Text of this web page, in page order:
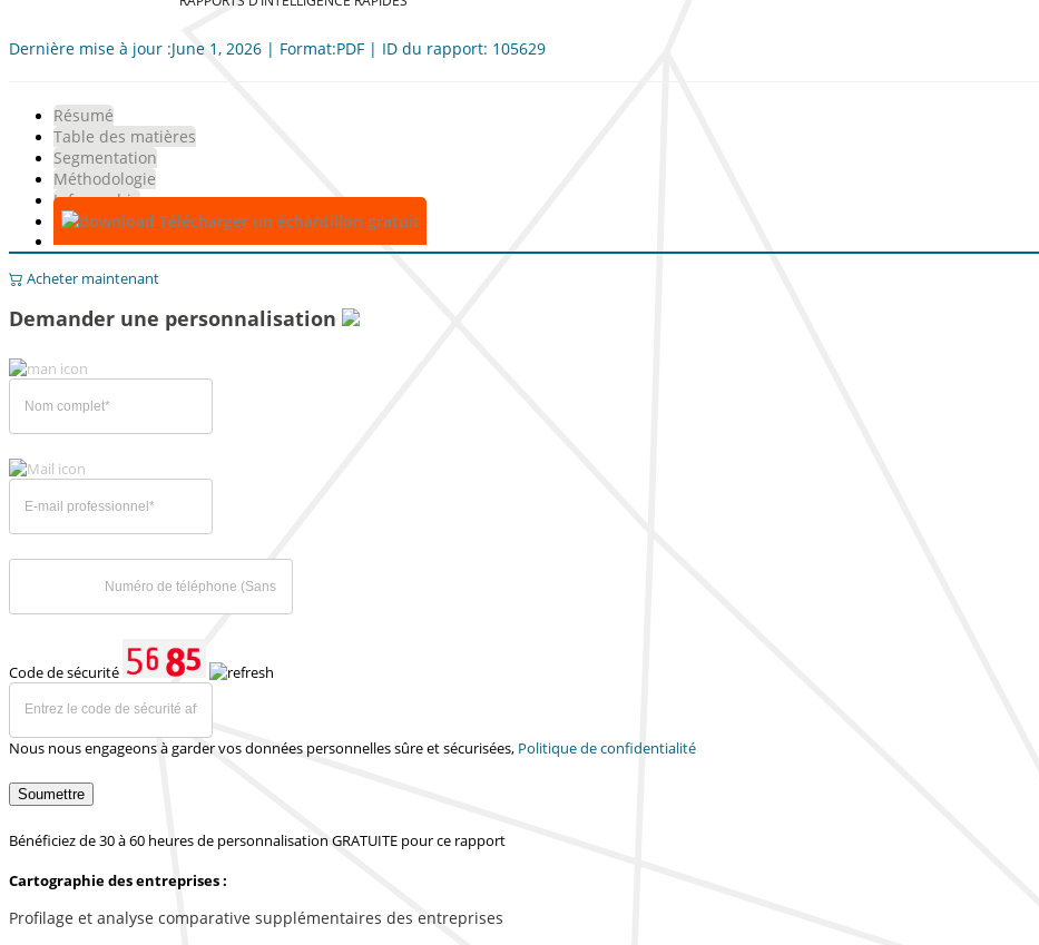
Dernière mise à jour :June 1, 2026 | Format:PDF | ID du rapport: 105629
Résumé
Table des matières
Segmentation
Méthodologie
Infographie
Télécharger un échantillon gratuit
Acheter maintenant
Demander une personnalisation
Code de sécurité
Nous nous engageons à garder vos données personnelles sûre et sécurisées, Politique de confidentialité
Soumettre
Bénéficiez de 30 à 60 heures de personnalisation GRATUITE pour ce rapport
Cartographie des entreprises :
Profilage et analyse comparative supplémentaires des entreprises